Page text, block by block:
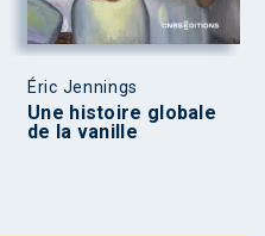
Éric Jennings
Une histoire globale
de la vanille